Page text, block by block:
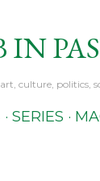
culture,
SERIES